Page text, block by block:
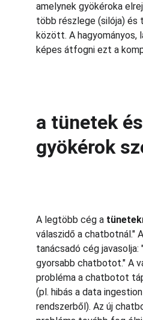
amelynek gyökéroka
több részlege (silója) és
között. A hagyományos,
képes átfogni ezt a
a tünetek
gyökérok
A legtöbb cég a
válaszidő a chatbotnál."
tanácsadó cég javasolja:
gyorsabb chatbotot." A
probléma a chatbotot
(pl. hibás a data
rendszerből). Az új